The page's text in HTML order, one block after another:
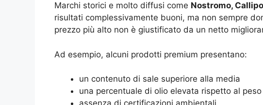
Marchi storici e molto diffusi come Nostromo,
risultati complessivamente buoni, ma non sempre
prezzo più alto non è giustificato da un netto
Ad esempio, alcuni prodotti premium presentano:
un contenuto di sale superiore alla media
una percentuale di olio elevata rispetto al